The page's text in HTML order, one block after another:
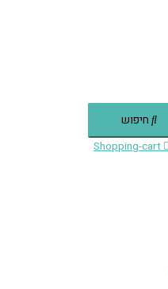
חיפוש
Shopping-cart